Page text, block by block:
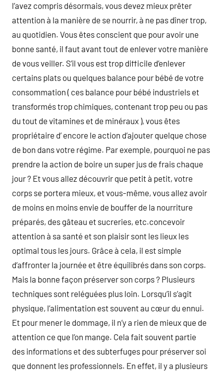
l’avez compris désormais, vous devez mieux prêter
attention à la manière de se nourrir, à ne pas dîner trop,
au quotidien. Vous êtes conscient que pour avoir une
bonne santé, il faut avant tout de enlever votre manière
de vous veiller. S’il vous est trop difficile d’enlever
certains plats ou quelques balance pour bébé de votre
consommation ( ces balance pour bébé industriels et
transformés trop chimiques, contenant trop peu ou pas
du tout de vitamines et de minéraux ), vous êtes
propriétaire d’ encore le action d’ajouter quelque chose
de bon dans votre régime. Par exemple, pourquoi ne pas
prendre la action de boire un super jus de frais chaque
jour ? Et vous allez découvrir que petit à petit, votre
corps se portera mieux, et vous-même, vous allez avoir
de moins en moins envie de bouffer de la nourriture
préparés, des gâteau et sucreries, etc.concevoir
attention à sa santé et son plaisir sont les lieux les
optimal tous les jours. Grâce à cela, il est simple
d’affronter la journée et être équilibrés dans son corps.
Mais la bonne façon préserver son corps ? Plusieurs
techniques sont reléguées plus loin. Lorsqu’il s’agit
physique, l’alimentation est souvent au cœur du ennui.
Et pour mener le dommage, il n’y a rien de mieux que de
attention ce que l’on mange. Cela fait souvent partie
des informations et des subterfuges pour préserver soi
que donnent les professionnels. En effet, il y a plusieurs